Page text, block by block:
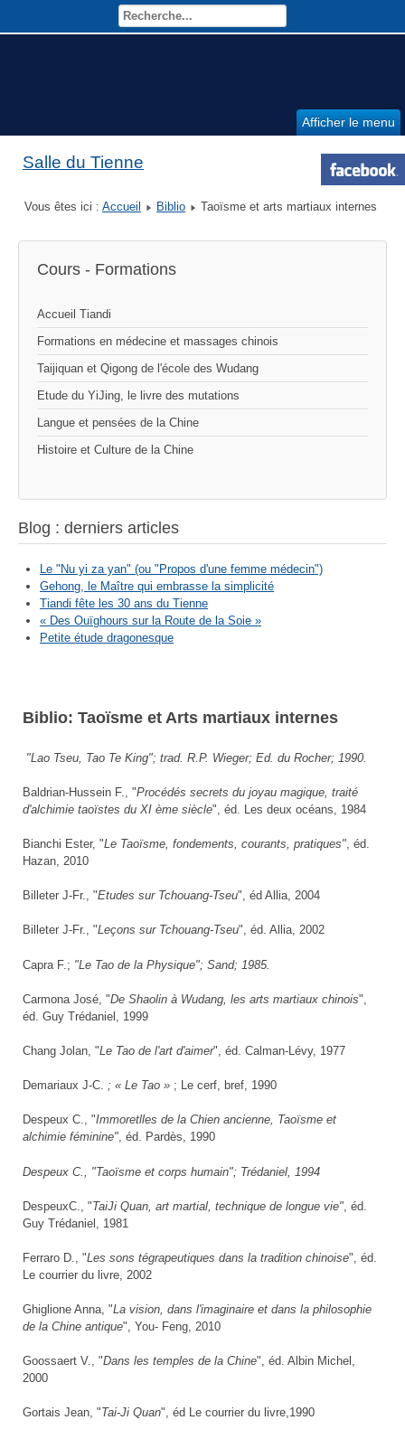
Afficher le menu
Salle du Tienne
Vous êtes ici : Accueil Biblio Taoïsme et arts martiaux internes
Cours - Formations
Accueil Tiandi
Formations en médecine et massages chinois
Taijiquan et Qigong de l'école des Wudang
Etude du YiJing, le livre des mutations
Langue et pensées de la Chine
Histoire et Culture de la Chine
Blog : derniers articles
Le "Nu yi za yan" (ou "Propos d'une femme médecin")
Gehong, le Maître qui embrasse la simplicité
Tiandi fête les 30 ans du Tienne
« Des Ouïghours sur la Route de la Soie »
Petite étude dragonesque
Biblio: Taoïsme et Arts martiaux internes
"Lao Tseu, Tao Te King"; trad. R.P. Wieger; Ed. du Rocher; 1990.
Baldrian-Hussein F., "Procédés secrets du joyau magique, traité
d'alchimie taoïstes du XI ème siècle", éd. Les deux océans, 1984
Bianchi Ester, "Le Taoïsme, fondements, courants, pratiques", éd.
Hazan, 2010
Billeter J-Fr., "Etudes sur Tchouang-Tseu", éd Allia, 2004
Billeter J-Fr., "Leçons sur Tchouang-Tseu", éd. Allia, 2002
Capra F.; "Le Tao de la Physique"; Sand; 1985.
Carmona José, "De Shaolin à Wudang, les arts martiaux chinois",
éd. Guy Trédaniel, 1999
Chang Jolan, "Le Tao de l'art d'aimer", éd. Calman-Lévy, 1977
Demariaux J-C. ; « Le Tao » ; Le cerf, bref, 1990
Despeux C., "Immoretlles de la Chien ancienne, Taoïsme et
alchimie féminine", éd. Pardès, 1990
Despeux C., "Taoïsme et corps humain"; Trédaniel, 1994
DespeuxC., "TaiJi Quan, art martial, technique de longue vie" , éd.
Guy Trédaniel, 1981
Ferraro D., "Les sons tégrapeutiques dans la tradition chinoise", éd.
Le courrier du livre, 2002
Ghiglione Anna, "La vision, dans l'imaginaire et dans la philosophie
de la Chine antique", You- Feng, 2010
Goossaert V., "Dans les temples de la Chine", éd. Albin Michel,
2000
Gortais Jean, "Tai-Ji Quan", éd Le courrier du livre,1990